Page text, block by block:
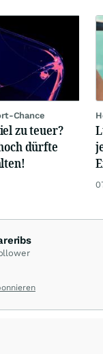
Chance
zu teuer?
dürfte